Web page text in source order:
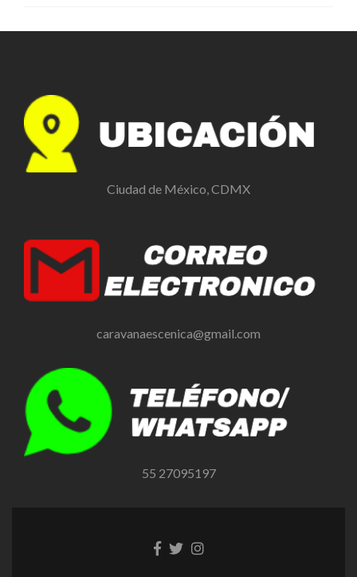
Ciudad de México, CDMX
caravanaescenica@gmail.com
55 27095197
Enlace
de
EnlaceEnlace